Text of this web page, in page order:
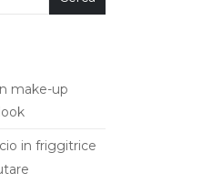
make-up
in friggitrice